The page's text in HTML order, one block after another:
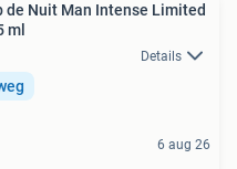
de Nuit Man Intense Limited
ml
Details
6 aug 26